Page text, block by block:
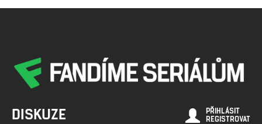
PŘIHLÁSIT
REGISTROVAT
DISKUZE